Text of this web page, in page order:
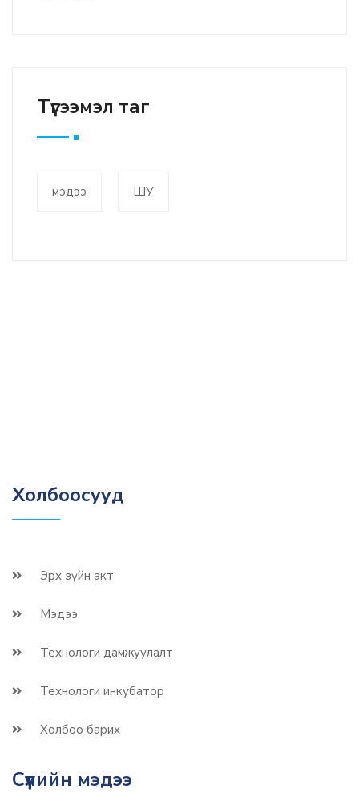
Түгээмэл таг
мэдээ ШУ
Холбоосууд
Эрх зүйн акт
Мэдээ
Технологи дамжуулалт
Технологи инкубатор
Холбоо барих
Сүүлийн мэдээ